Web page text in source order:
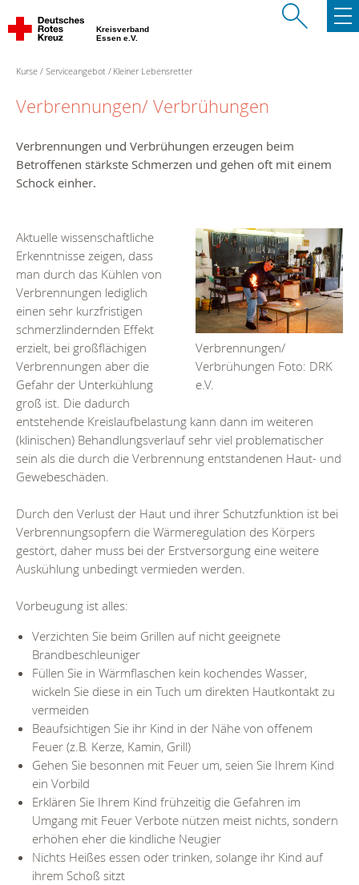
Kreisverband
Essen e.V.
Kurse Serviceangebot Kleiner Lebensretter
Verbrennungen/ Verbrühungen
Verbrennungen und Verbrühungen erzeugen beim
Betroffenen stärkste Schmerzen und gehen oft mit einem
Schock einher.
Verbrennungen/
Verbrühungen Foto: DRK
e.V.
Aktuelle wissenschaftliche
Erkenntnisse zeigen, dass
man durch das Kühlen von
Verbrennungen lediglich
einen sehr kurzfristigen
schmerzlindernden Effekt
erzielt, bei großflächigen
Verbrennungen aber die
Gefahr der Unterkühlung
groß ist. Die dadurch
entstehende Kreislaufbelastung kann dann im weiteren
(klinischen) Behandlungsverlauf sehr viel problematischer
sein als die durch die Verbrennung entstandenen Haut- und
Gewebeschäden.
Durch den Verlust der Haut und ihrer Schutzfunktion ist bei
Verbrennungsopfern die Wärmeregulation des Körpers
gestört, daher muss bei der Erstversorgung eine weitere
Auskühlung unbedingt vermieden werden.
Vorbeugung ist alles:
Verzichten Sie beim Grillen auf nicht geeignete
Brandbeschleuniger
Füllen Sie in Wärmflaschen kein kochendes Wasser,
wickeln Sie diese in ein Tuch um direkten Hautkontakt zu
vermeiden
Beaufsichtigen Sie ihr Kind in der Nähe von offenem
Feuer (z.B. Kerze, Kamin, Grill)
Gehen Sie besonnen mit Feuer um, seien Sie Ihrem Kind
ein Vorbild
Erklären Sie Ihrem Kind frühzeitig die Gefahren im
Umgang mit Feuer Verbote nützen meist nichts, sondern
erhöhen eher die kindliche Neugier
Nichts Heißes essen oder trinken, solange ihr Kind auf
ihrem Schoß sitzt